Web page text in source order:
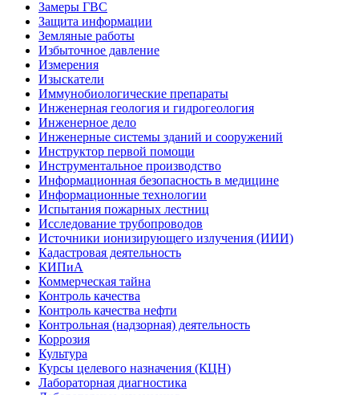
Замеры ГВС
Защита информации
Земляные работы
Избыточное давление
Измерения
Изыскатели
Иммунобиологические препараты
Инженерная геология и гидрогеология
Инженерное дело
Инженерные системы зданий и сооружений
Инструктор первой помощи
Инструментальное производство
Информационная безопасность в медицине
Информационные технологии
Испытания пожарных лестниц
Исследование трубопроводов
Источники ионизирующего излучения (ИИИ)
Кадастровая деятельность
КИПиА
Коммерческая тайна
Контроль качества
Контроль качества нефти
Контрольная (надзорная) деятельность
Коррозия
Культура
Курсы целевого назначения (КЦН)
Лабораторная диагностика